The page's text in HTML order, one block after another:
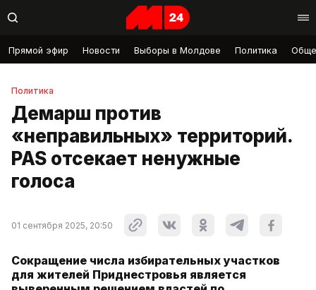
Прямой эфир Новости Выборы в Молдове Политика
Политика
Демарш против
«неправильных» территорий.
PAS отсекает ненужные
голоса
01 сентября 2025, 20:50
Сокращение числа избирательных участков
для жителей Приднестровья является